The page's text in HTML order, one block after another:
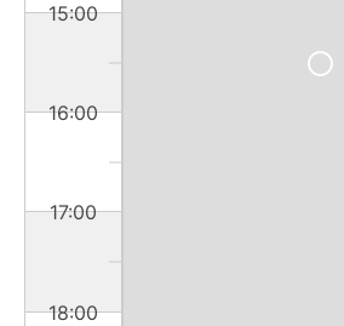
15:00
16:00
17:00
18:00